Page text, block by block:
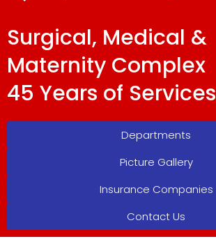
Surgical, Medical &
Maternity Complex
45 Years of Services
Departments
Picture Gallery
Insurance Companies
Contact Us